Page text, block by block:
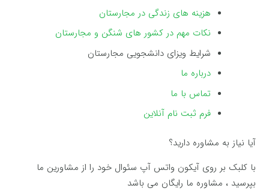
هزینه های زندگی در مجارستان
نکات مهم در کشور های شنگن و مجارستان
شرایط ویزای دانشجویی مجارستان
درباره ما
تماس با ما
فرم ثبت نام آنلاین
آیا نیاز به مشاوره دارید؟
با کلبک بر روی آیکون واتس آپ سئوال خود را از مشاورین ما
بپرسید ، مشاوره ما رایگان می باشد